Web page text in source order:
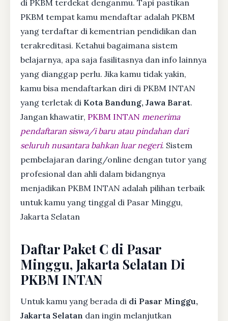
di PKBM terdekat denganmu. Tapi pastikan
PKBM tempat kamu mendaftar adalah PKBM
yang terdaftar di kementrian pendidikan dan
terakreditasi. Ketahui bagaimana sistem
belajarnya, apa saja fasilitasnya dan info lainnya
yang dianggap perlu. Jika kamu tidak yakin,
kamu bisa mendaftarkan diri di PKBM INTAN
yang terletak di Kota Bandung, Jawa Barat.
Jangan khawatir, PKBM INTAN menerima
pendaftaran siswa/i baru atau pindahan dari
seluruh nusantara bahkan luar negeri. Sistem
pembelajaran daring/online dengan tutor yang
profesional dan ahli dalam bidangnya
menjadikan PKBM INTAN adalah pilihan terbaik
untuk kamu yang tinggal di Pasar Minggu,
Jakarta Selatan
Daftar Paket C di Pasar
Minggu, Jakarta Selatan Di
PKBM INTAN
Untuk kamu yang berada di di Pasar Minggu,
Jakarta Selatan dan ingin melanjutkan